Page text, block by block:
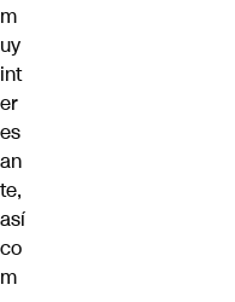
m
uy
int
er
es
an
te,
así
co
m